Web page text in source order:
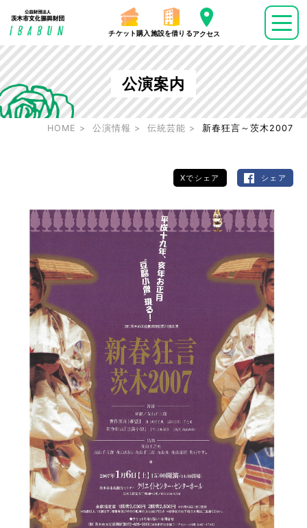
チケット購入 施設を借りるアクセス
公演案内
HOME 公演情報 伝統芸能 新春狂言～茨木2007
Xでシェア シェア